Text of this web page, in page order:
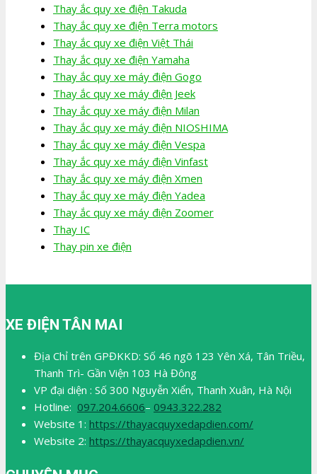
Thay ắc quy xe điện Takuda
Thay ắc quy xe điện Terra motors
Thay ắc quy xe điện Việt Thái
Thay ắc quy xe điện Yamaha
Thay ắc quy xe máy điện Gogo
Thay ắc quy xe máy điện Jeek
Thay ắc quy xe máy điện Milan
Thay ắc quy xe máy điện NIOSHIMA
Thay ắc quy xe máy điện Vespa
Thay ắc quy xe máy điện Vinfast
Thay ắc quy xe máy điện Xmen
Thay ắc quy xe máy điện Yadea
Thay ắc quy xe máy điện Zoomer
Thay IC
Thay pin xe điện
XE ĐIỆN TÂN MAI
Địa Chỉ trên GPĐKKD: Số 46 ngõ 123 Yên Xá, Tân Triều,
Thanh Trì- Gần Viện 103 Hà Đông
VP đại diện : Số 300 Nguyễn Xiển, Thanh Xuân, Hà Nội
Hotline: 097.204.6606– 0943.322.282
Website 1: https://thayacquyxedapdien.com/
Website 2: https://thayacquyxedapdien.vn/